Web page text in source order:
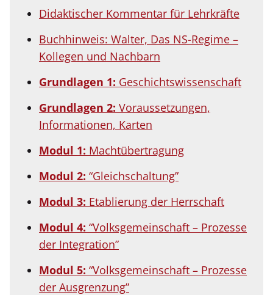
Didaktischer Kommentar für Lehrkräfte
Buchhinweis: Walter, Das NS-Regime –
Kollegen und Nachbarn
Grundlagen 1: Geschichtswissenschaft
Grundlagen 2: Voraussetzungen,
Informationen, Karten
Modul 1: Machtübertragung
Modul 2: “Gleichschaltung”
Modul 3: Etablierung der Herrschaft
Modul 4: “Volksgemeinschaft – Prozesse
der Integration”
Modul 5: “Volksgemeinschaft – Prozesse
der Ausgrenzung”